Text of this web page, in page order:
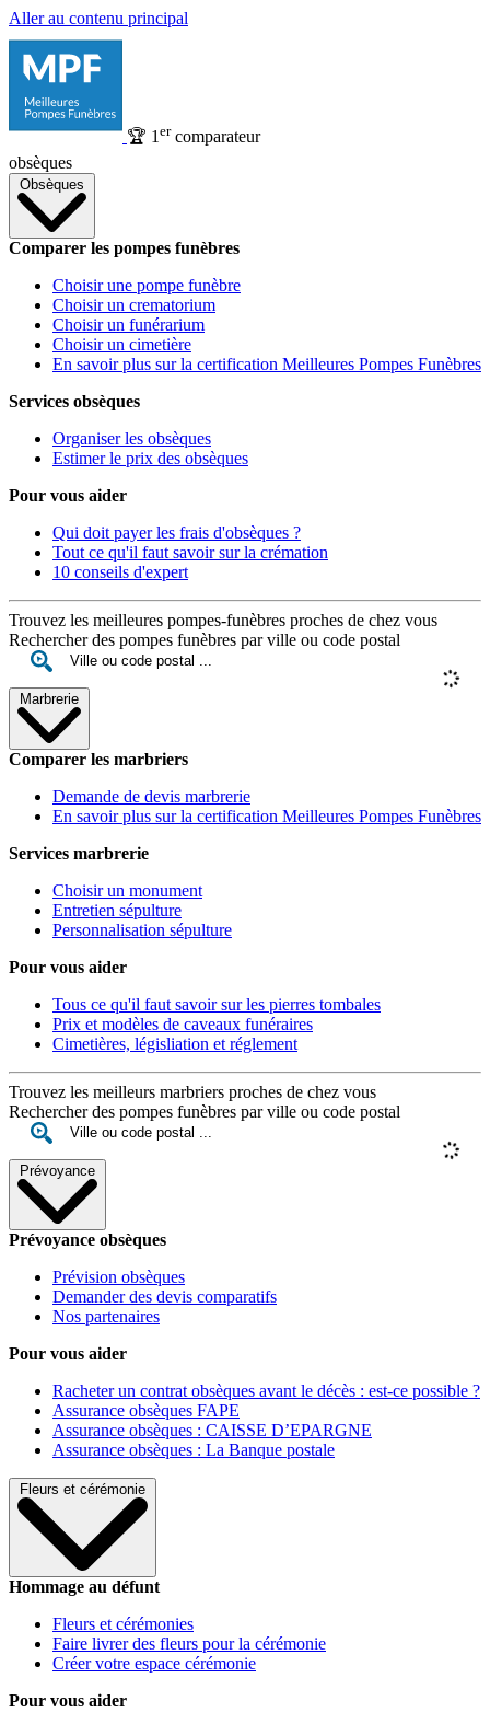
Aller au contenu principal
🏆 1 ercomparateur
obsèques
Obsèques
Comparer les pompes funèbres
Choisir une pompe funèbre
Choisir un crematorium
Choisir un funérarium
Choisir un cimetière
En savoir plus sur la certification Meilleures Pompes Funèbres
Services obsèques
Organiser les obsèques
Estimer le prix des obsèques
Pour vous aider
Qui doit payer les frais d'obsèques ?
Tout ce qu'il faut savoir sur la crémation
10 conseils d'expert
Trouvez les meilleures pompes-funèbres proches de chez vous
Rechercher des pompes funèbres par ville ou code postal
Marbrerie
Comparer les marbriers
Demande de devis marbrerie
En savoir plus sur la certification Meilleures Pompes Funèbres
Services marbrerie
Choisir un monument
Entretien sépulture
Personnalisation sépulture
Pour vous aider
Tous ce qu'il faut savoir sur les pierres tombales
Prix et modèles de caveaux funéraires
Cimetières, législiation et réglement
Trouvez les meilleurs marbriers proches de chez vous
Rechercher des pompes funèbres par ville ou code postal
Prévoyance
Prévoyance obsèques
Prévision obsèques
Demander des devis comparatifs
Nos partenaires
Pour vous aider
Racheter un contrat obsèques avant le décès : est-ce possible ?
Assurance obsèques FAPE
Assurance obsèques : CAISSE D’EPARGNE
Assurance obsèques : La Banque postale
Fleurs et cérémonie
Hommage au défunt
Fleurs et cérémonies
Faire livrer des fleurs pour la cérémonie
Créer votre espace cérémonie
Pour vous aider